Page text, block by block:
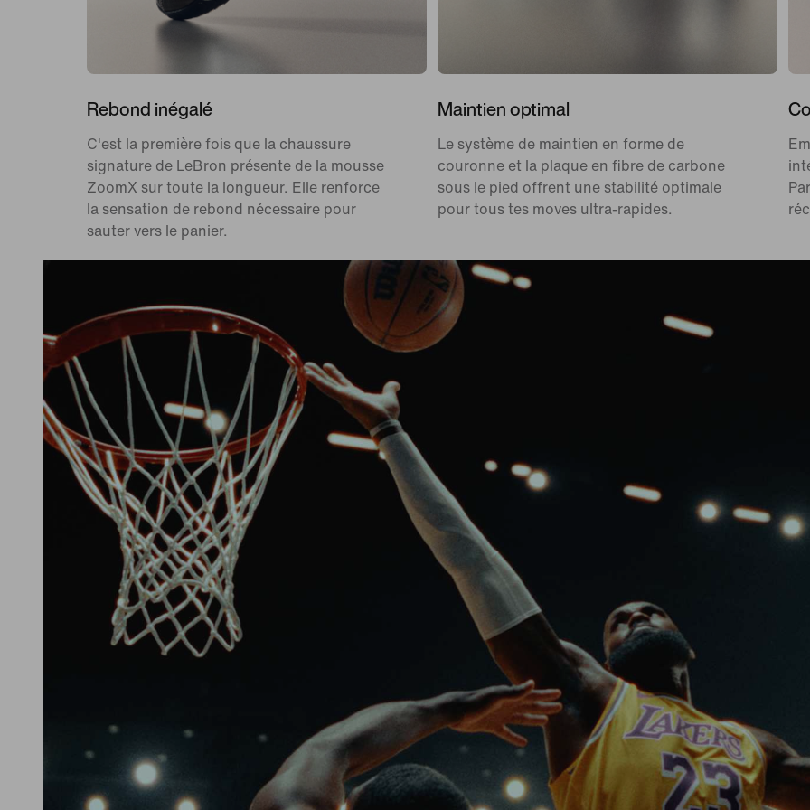
Rebond inégalé
C'est la première fois que la chaussure
signature de LeBron présente de la mousse
ZoomX sur toute la longueur. Elle renforce
la sensation de rebond nécessaire pour
sauter vers le panier.
Maintien optimal
Le système de maintien en forme de
couronne et la plaque en fibre de carbone
sous le pied offrent une stabilité optimale
pour tous tes moves ultra-rapides.